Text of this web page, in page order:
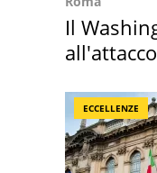
Il
ECCELLENZE